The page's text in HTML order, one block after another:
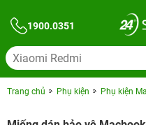
1900.0351
Trang chủ Phụ kiện Phụ kiện